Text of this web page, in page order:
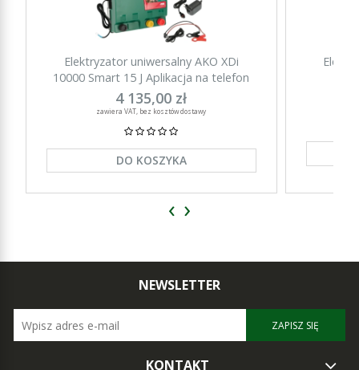
Elektryzator uniwersalny AKO XDi
10000 Smart 15 J Aplikacja na telefon
4 135,00 zł
zawiera VAT, bez kosztów dostawy
DO KOSZYKA
‹ ›
NEWSLETTER
ZAPISZ SIĘ
KONTAKT